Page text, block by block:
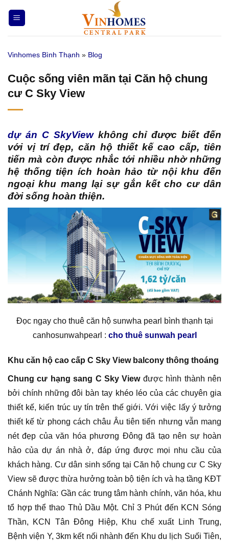
qua
nội
Vinhomes Bình Thạnh » Blog
Cuộc sống viên mãn tại Căn hộ chung
cư C Sky View
dự án C SkyViewkhông chỉ được biết đến
với vị trí đẹp, căn hộ thiết kế cao cấp, tiên
tiến mà còn được nhắc tới nhiều nhờ những
hệ thống tiện ích hoàn hảo từ nội khu đến
ngoại khu mang lại sự gắn kết cho cư dân
đời sống hoàn thiện.
Đọc ngay cho thuê căn hộ sunwha pearl bình thạnh tại
canhosunwahpearl : cho thuê sunwah pearl
Khu căn hộ cao cấp C Sky View balcony thông thoáng
Chung cư hạng sang C Sky Viewđược hình thành nên
bởi chính những đôi bàn tay khéo léo của các chuyên gia
thiết kế, kiến trúc uy tín trên thế giới. Với việc lấy ý tưởng
thiết kế từ phong cách châu Âu tiên tiến nhưng vẫn mang
nét đẹp của văn hóa phương Đông đã tạo nên sự hoàn
hảo của dự án nhà ở, đáp ứng được mọi nhu cầu của
khách hàng. Cư dân sinh sống tại Căn hộ chung cư C Sky
View sẽ được thừa hưởng toàn bộ tiện ích và hạ tầng KĐT
Chánh Nghĩa: Gần các trung tâm hành chính, văn hóa, khu
tổ hợp thể thao Thủ Dầu Một. Chỉ 3 Phút đến KCN Sóng
Thần, KCN Tân Đông Hiệp, Khu chế xuất Linh Trung,
Bệnh viện Y, 3km kết nối nhành đến Khu du lịch Suối Tiên,